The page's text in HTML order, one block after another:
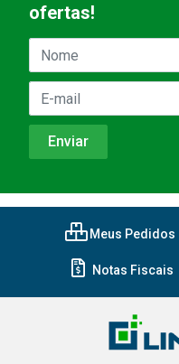
ofertas!
Meus Pedidos
Notas Fiscais